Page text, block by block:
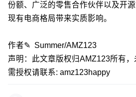
份额、广泛的零售合作伙伴以及开
现有电商格局带来实质影响。
作者✎ Summer/AMZ123
声明：此文章版权归AMZ123所有
需授权请联系: amz123happy